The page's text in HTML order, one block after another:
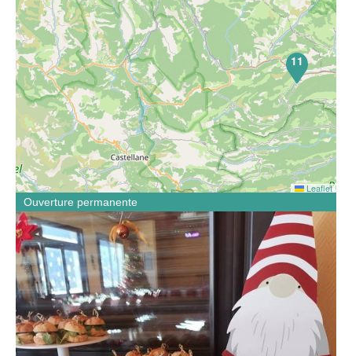
Le Food Toque propose des spécialités de chez nous
mais également des burgers, des buffets, des apéritifs,
des brunchs, des repas. Nous favorisons les produits
frais, de saison et locaux en circuit court.
Ouverture permanente
11
Leaflet